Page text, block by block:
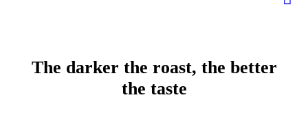
The darker the roast, the better
the taste